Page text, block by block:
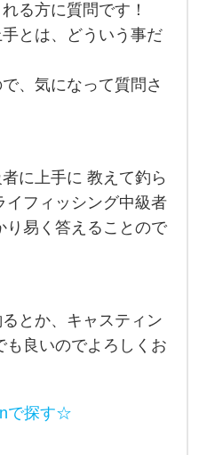
る方に質問です！
とは、どういう事だ
、気になって質問さ
に上手に 教えて釣ら
イフィッシング中級者
り易く答えることので
とか、キャスティン
も良いのでよろしくお
で探す☆